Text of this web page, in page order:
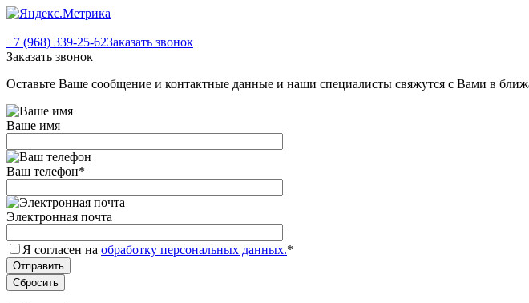
+7 (968) 339-25-62Заказать звонок
Заказать звонок
Оставьте Ваше сообщение и контактные данные и наши специалисты свяжутся с Вами в
Ваше имя
Ваш телефон*
Электронная почта
Я согласен на обработку персональных данных.*